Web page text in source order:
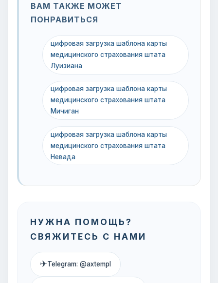
ВАМ ТАКЖЕ МОЖЕТ
ПОНРАВИТЬСЯ
цифровая загрузка шаблона карты
медицинского страхования штата
Луизиана
цифровая загрузка шаблона карты
медицинского страхования штата
Мичиган
цифровая загрузка шаблона карты
медицинского страхования штата
Невада
НУЖНА ПОМОЩЬ?
СВЯЖИТЕСЬ С НАМИ
✈Telegram: @axtempl